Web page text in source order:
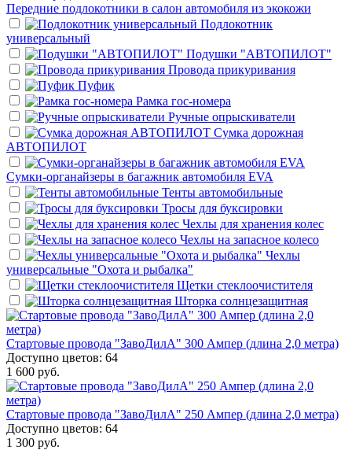
Передние подлокотники в салон автомобиля из экокожи
Подлокотник
универсальный
Подушки "АВТОПИЛОТ"
Провода прикуривания
Пуфик
Рамка гос-номера
Ручные опрыскиватели
Сумка дорожная
АВТОПИЛОТ
Сумки-органайзеры в багажник автомобиля EVA
Тенты автомобильные
Тросы для буксировки
Чехлы для хранения колес
Чехлы на запасное колесо
Чехлы
универсальные "Охота и рыбалка"
Щетки стеклоочистителя
Шторка солнцезащитная
Стартовые провода "ЗавоДилА" 300 Ампер (длина 2,0 метра)
Доступно цветов: 64
1 600 руб.
Стартовые провода "ЗавоДилА" 250 Ампер (длина 2,0 метра)
Доступно цветов: 64
1 300 руб.